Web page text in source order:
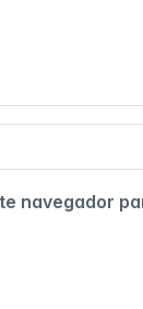
navegador